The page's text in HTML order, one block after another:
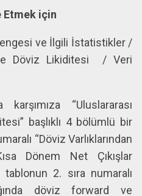
Etmek için
ve İlgili İstatistikler /
Döviz Likiditesi / Veri
“Uluslararası
başlıklı 4 bölümlü bir
“Döviz Varlıklarından
Dönem Net Çıkışlar
tablonun 2. sıra numaralı
döviz forward ve